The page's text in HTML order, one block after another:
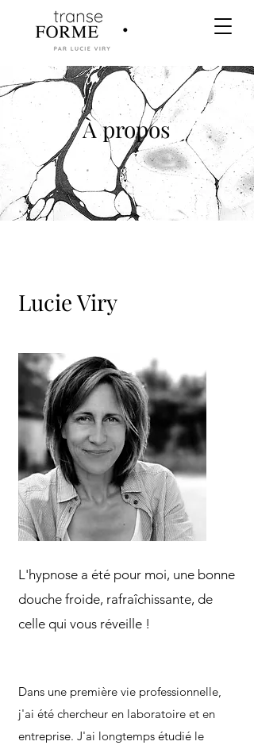
À propos
Lucie Viry
L'hypnose a été pour moi, une bonne
douche froide, rafraîchissante, de
celle qui vous réveille !
Dans une première vie professionnelle,
j'ai été chercheur en laboratoire et en
entreprise. J'ai longtemps étudié le